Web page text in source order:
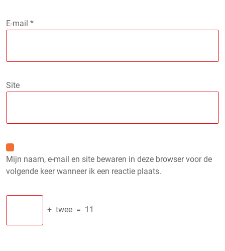
E-mail *
Site
Mijn naam, e-mail en site bewaren in deze browser voor de
volgende keer wanneer ik een reactie plaats.
+ twee = 11